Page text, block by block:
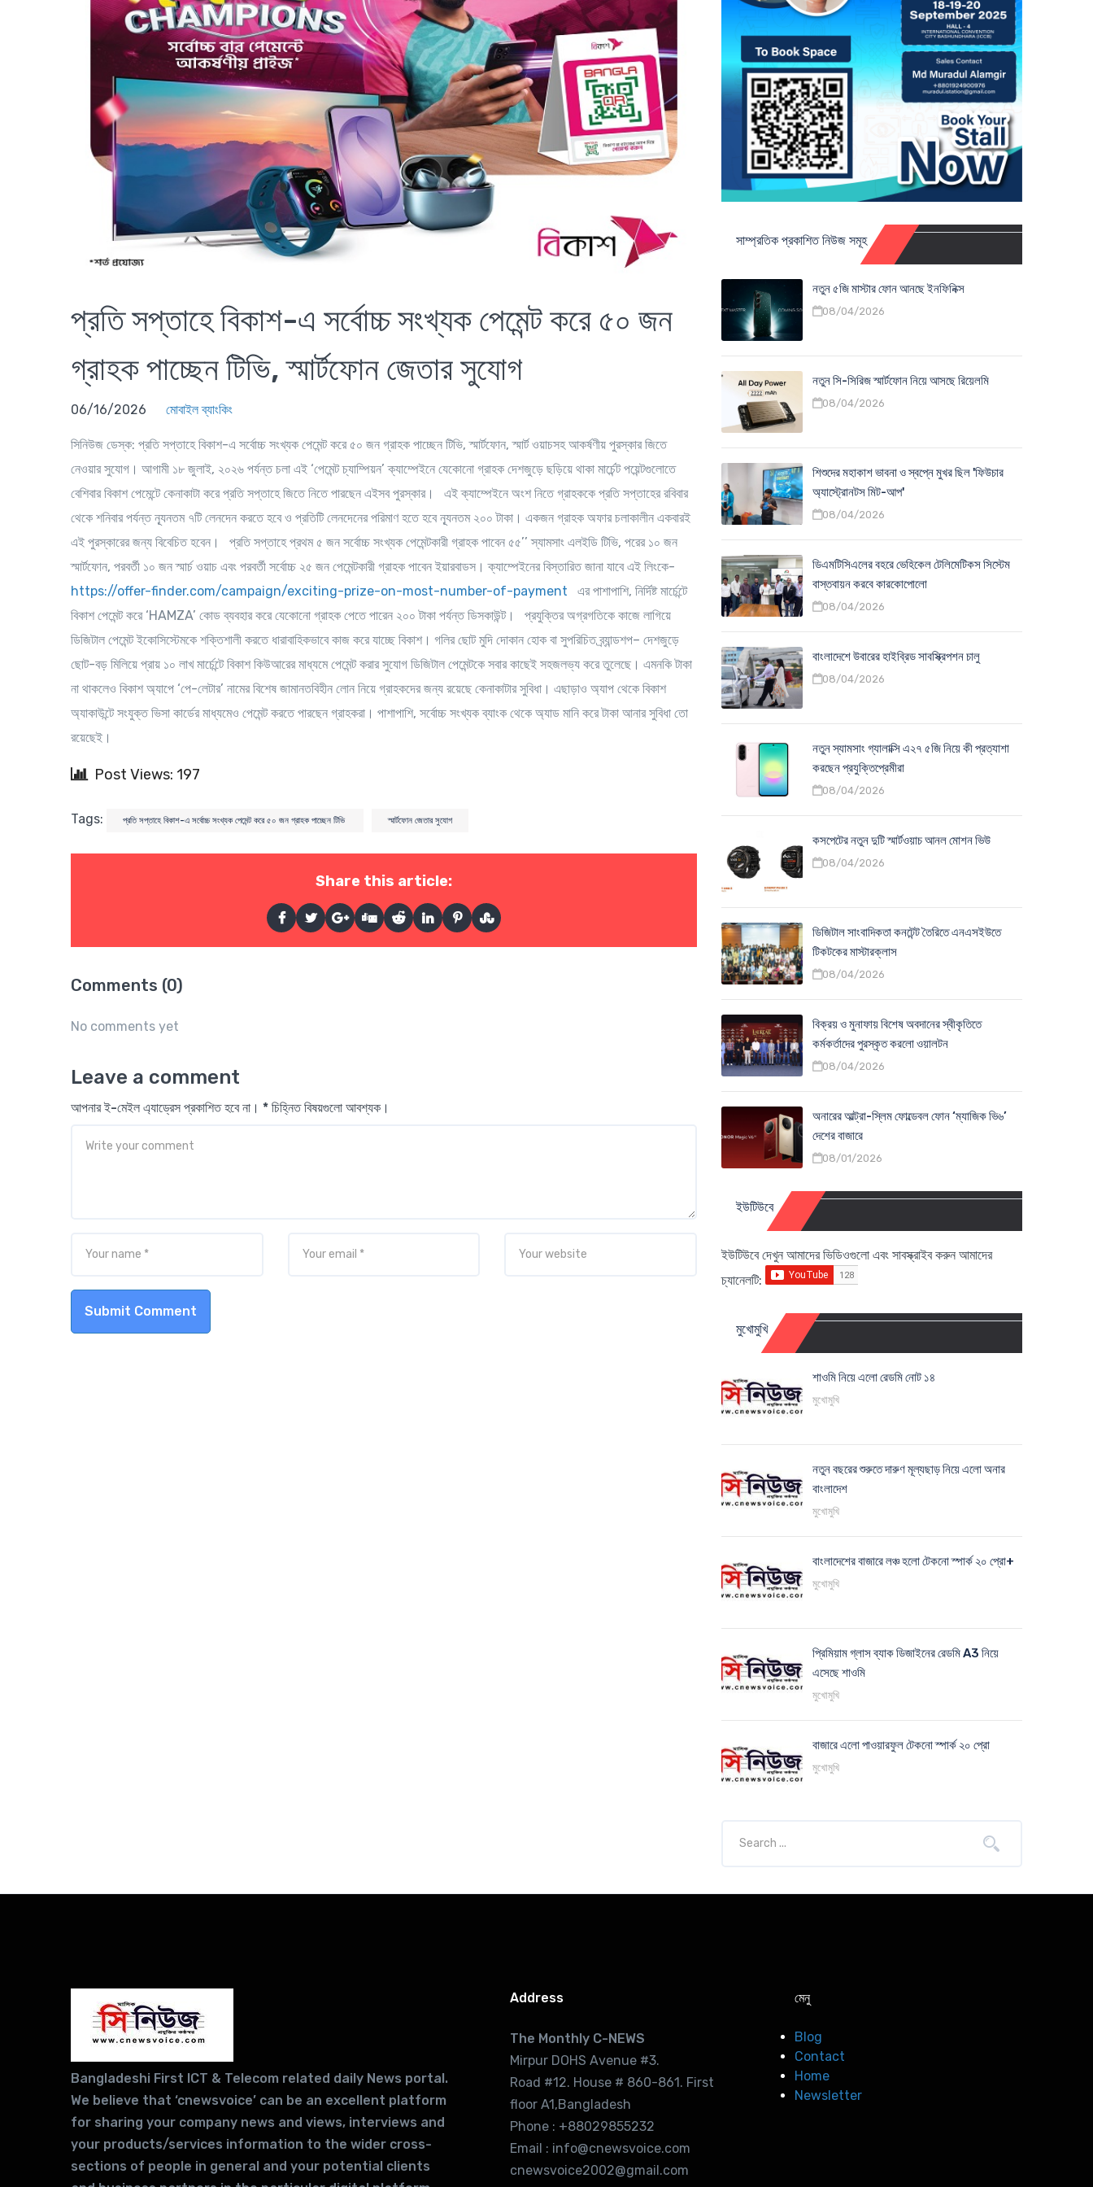
প্রতি সপ্তাহে বিকাশ-এ সর্বোচ্চ সংখ্যক পেমেন্ট করে ৫০ জন
গ্রাহক পাচ্ছেন টিভি, স্মার্টফোন জেতার সুযোগ
06/16/2026 মোবাইল ব্যাংকিং
সিনিউজ ডেস্ক: প্রতি সপ্তাহে বিকাশ-এ সর্বোচ্চ সংখ্যক পেমেন্ট করে ৫০ জন গ্রাহক পাচ্ছেন টিভি, স্মার্টফোন, স্মার্ট ওয়াচসহ আকর্ষণীয় পুরস্কার জিতে
নেওয়ার সুযোগ। আগামী ১৮ জুলাই, ২০২৬ পর্যন্ত চলা এই ‘পেমেন্ট চ্যাম্পিয়ন’ ক্যাম্পেইনে যেকোনো গ্রাহক দেশজুড়ে ছড়িয়ে থাকা মার্চেন্ট পয়েন্টগুলোতে
বেশিবার বিকাশ পেমেন্টে কেনাকাটা করে প্রতি সপ্তাহে জিতে নিতে পারছেন এইসব পুরস্কার। এই ক্যাম্পেইনে অংশ নিতে গ্রাহককে প্রতি সপ্তাহের রবিবার
থেকে শনিবার পর্যন্ত ন্যূনতম ৭টি লেনদেন করতে হবে ও প্রতিটি লেনদেনের পরিমাণ হতে হবে ন্যূনতম ২০০ টাকা। একজন গ্রাহক অফার চলাকালীন একবারই
এই পুরস্কারের জন্য বিবেচিত হবেন। প্রতি সপ্তাহে প্রথম ৫ জন সর্বোচ্চ সংখ্যক পেমেন্টকারী গ্রাহক পাবেন ৫৫’’ স্যামসাং এলইডি টিভি, পরের ১০ জন
স্মার্টফোন, পরবর্তী ১০ জন স্মার্চ ওয়াচ এবং পরবর্তী সর্বোচ্চ ২৫ জন পেমেন্টকারী গ্রাহক পাবেন ইয়ারবাডস। ক্যাম্পেইনের বিস্তারিত জানা যাবে এই লিংকে-
https://offer-finder.com/campaign/exciting-prize-on-most-number-of-payment এর পাশাপাশি, নির্দিষ্ট মার্চেন্টে
বিকাশ পেমেন্ট করে ‘HAMZA’ কোড ব্যবহার করে যেকোনো গ্রাহক পেতে পারেন ২০০ টাকা পর্যন্ত ডিসকাউন্ট। প্রযুক্তির অগ্রগতিকে কাজে লাগিয়ে
ডিজিটাল পেমেন্ট ইকোসিস্টেমকে শক্তিশালী করতে ধারাবাহিকভাবে কাজ করে যাচ্ছে বিকাশ। গলির ছোট মুদি দোকান হোক বা সুপরিচিত ব্র্যান্ডশপ– দেশজুড়ে
ছোট-বড় মিলিয়ে প্রায় ১০ লাখ মার্চেন্টে বিকাশ কিউআরের মাধ্যমে পেমেন্ট করার সুযোগ ডিজিটাল পেমেন্টকে সবার কাছেই সহজলভ্য করে তুলেছে। এমনকি টাকা
না থাকলেও বিকাশ অ্যাপে ‘পে-লেটার’ নামের বিশেষ জামানতবিহীন লোন নিয়ে গ্রাহকদের জন্য রয়েছে কেনাকাটার সুবিধা। এছাড়াও অ্যাপ থেকে বিকাশ
অ্যাকাউন্টে সংযুক্ত ভিসা কার্ডের মাধ্যমেও পেমেন্ট করতে পারছেন গ্রাহকরা। পাশাপাশি, সর্বোচ্চ সংখ্যক ব্যাংক থেকে অ্যাড মানি করে টাকা আনার সুবিধা তো
রয়েছেই।
Post Views: 197
Tags: প্রতি সপ্তাহে বিকাশ-এ সর্বোচ্চ সংখ্যক পেমেন্ট করে ৫০ জন গ্রাহক পাচ্ছেন টিভি স্মার্টফোন জেতার সুযোগ
Share this article:
Comments (0)
No comments yet
Leave a comment
আপনার ই-মেইল এ্যাড্রেস প্রকাশিত হবে না। * চিহ্নিত বিষয়গুলো আবশ্যক।
Submit Comment
সাম্প্রতিক প্রকাশিত নিউজ সমূহ
নতুন ৫জি মাস্টার ফোন আনছে ইনফিনিক্স
08/04/2026
নতুন সি-সিরিজ স্মার্টফোন নিয়ে আসছে রিয়েলমি
08/04/2026
শিশুদের মহাকাশ ভাবনা ও স্বপ্নে মুখর ছিল 'ফিউচার
অ্যাস্ট্রোনটস মিট-আপ'
08/04/2026
ডিএমটিসিএলের বহরে ভেহিকেল টেলিমেটিকস সিস্টেম
বাস্তবায়ন করবে কারকোপোলো
08/04/2026
বাংলাদেশে উবারের হাইব্রিড সাবস্ক্রিপশন চালু
08/04/2026
নতুন স্যামসাং গ্যালাক্সি এ২৭ ৫জি নিয়ে কী প্রত্যাশা
করছেন প্রযুক্তিপ্রেমীরা
08/04/2026
কসপেটের নতুন দুটি স্মার্টওয়াচ আনল মোশন ভিউ
08/04/2026
ডিজিটাল সাংবাদিকতা কনটেন্ট তৈরিতে এনএসইউতে
টিকটকের মাস্টারক্লাস
08/04/2026
বিক্রয় ও মুনাফায় বিশেষ অবদানের স্বীকৃতিতে
কর্মকর্তাদের পুরস্কৃত করলো ওয়ালটন
08/04/2026
অনারের আল্ট্রা-স্লিম ফোল্ডেবল ফোন ‘ম্যাজিক ভি৬’
দেশের বাজারে
08/01/2026
ইউটিউবে
ইউটিউবে দেখুন আমাদের ভিডিওগুলো এবং সাবস্ক্রাইব করুন আমাদের
চ্যানেলটি:
মুখোমুখি
শাওমি নিয়ে এলো রেডমি নোট ১৪
মুখোমুখি
নতুন বছরের শুরুতে দারুণ মূল্যছাড় নিয়ে এলো অনার
বাংলাদেশ
মুখোমুখি
বাংলাদেশের বাজারে লঞ্চ হলো টেকনো স্পার্ক ২০ প্রো+
মুখোমুখি
প্রিমিয়াম গ্লাস ব্যাক ডিজাইনের রেডমি A3 নিয়ে
এসেছে শাওমি
মুখোমুখি
বাজারে এলো পাওয়ারফুল টেকনো স্পার্ক ২০ প্রো
মুখোমুখি
Bangladeshi First ICT & Telecom related daily News portal.
We believe that ‘cnewsvoice’ can be an excellent platform
for sharing your company news and views, interviews and
your products/services information to the wider cross-
sections of people in general and your potential clients
Address
The Monthly C-NEWS
Mirpur DOHS Avenue #3.
Road #12. House # 860-861. First
floor A1,Bangladesh
Phone : +88029855232
Email : info@cnewsvoice.com
cnewsvoice2002@gmail.com
মেনু
Blog
Contact
Home
Newsletter